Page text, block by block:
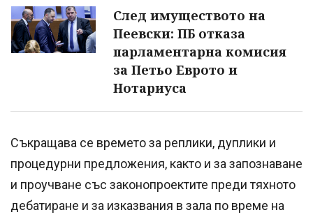
След имуществото на
Пеевски: ПБ отказа
парламентарна комисия
за Петьо Еврото и
Нотариуса
Съкращава се времето за реплики, дуплики и
процедурни предложения, както и за запознаване
и проучване със законопроектите преди тяхното
дебатиране и за изказвания в зала по време на